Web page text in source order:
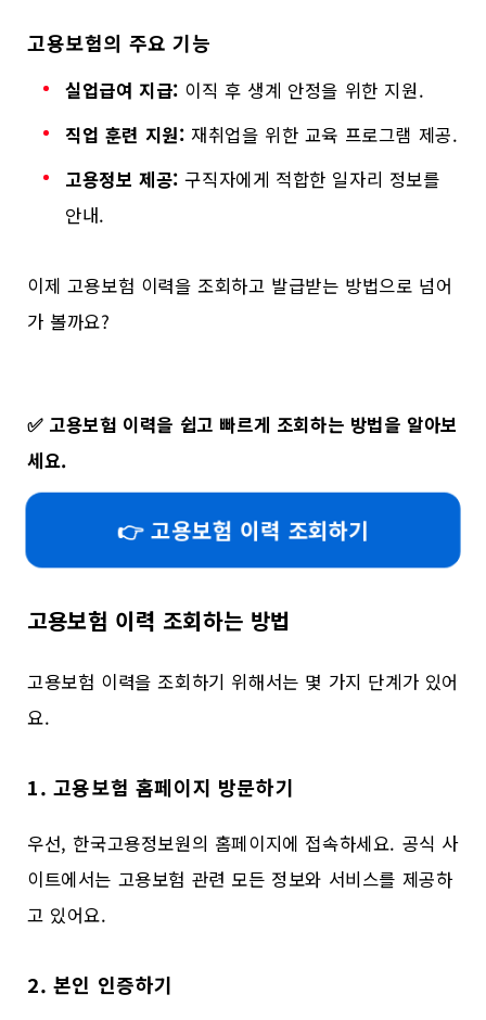
고용보험의 주요 기능
실업급여 지급: 이직 후 생계 안정을 위한 지원.
직업 훈련 지원: 재취업을 위한 교육 프로그램 제공.
고용정보 제공: 구직자에게 적합한 일자리 정보를
안내.
이제 고용보험 이력을 조회하고 발급받는 방법으로 넘어
가 볼까요?
✅ 고용보험 이력을 쉽고 빠르게 조회하는 방법을 알아보
세요.
👉 고용보험 이력 조회하기
고용보험 이력 조회하는 방법
고용보험 이력을 조회하기 위해서는 몇 가지 단계가 있어
요.
1. 고용보험 홈페이지 방문하기
우선, 한국고용정보원의 홈페이지에 접속하세요. 공식 사
이트에서는 고용보험 관련 모든 정보와 서비스를 제공하
고 있어요.
2. 본인 인증하기